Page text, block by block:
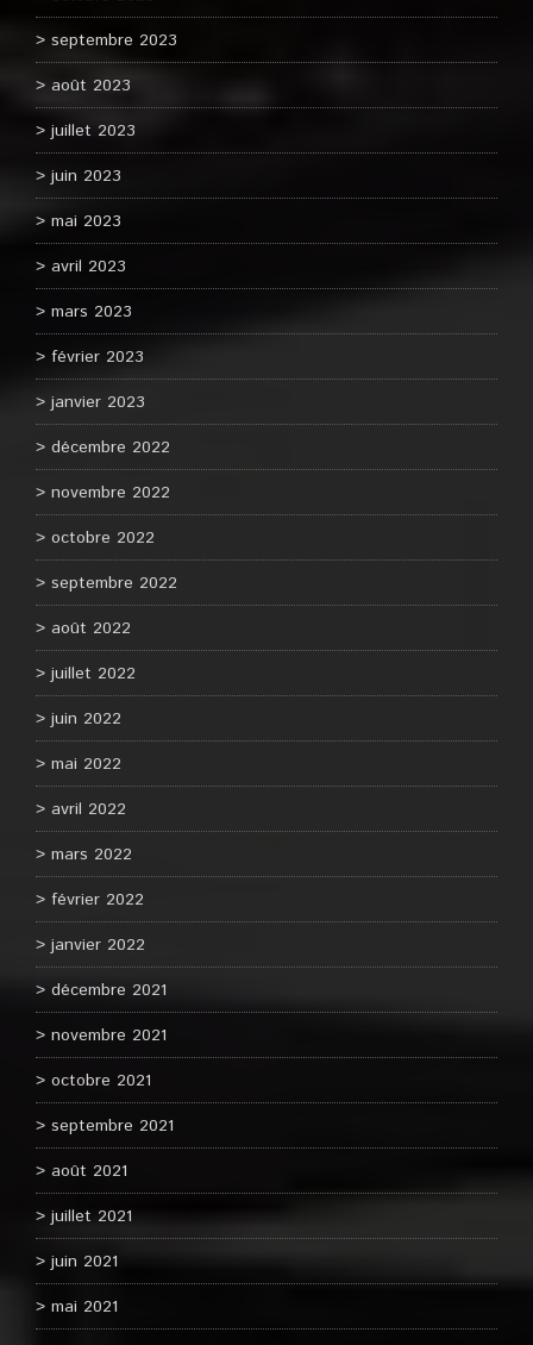
septembre 2023
août 2023
juillet 2023
juin 2023
mai 2023
avril 2023
mars 2023
février 2023
janvier 2023
décembre 2022
novembre 2022
octobre 2022
septembre 2022
août 2022
juillet 2022
juin 2022
mai 2022
avril 2022
mars 2022
février 2022
janvier 2022
décembre 2021
novembre 2021
octobre 2021
septembre 2021
août 2021
juillet 2021
juin 2021
mai 2021